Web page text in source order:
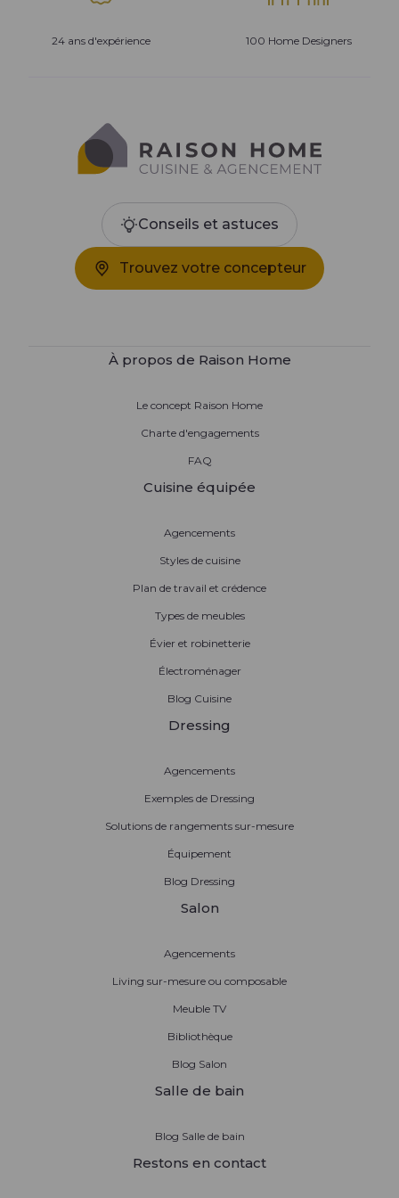
24 ans d'expérience 100 Home Designers
Conseils et astuces
Trouvez votre concepteur
À propos de Raison Home
Le concept Raison Home
Charte d'engagements
FAQ
Cuisine équipée
Agencements
Styles de cuisine
Plan de travail et crédence
Types de meubles
Évier et robinetterie
Électroménager
Blog Cuisine
Dressing
Agencements
Exemples de Dressing
Solutions de rangements sur-mesure
Équipement
Blog Dressing
Salon
Agencements
Living sur-mesure ou composable
Meuble TV
Bibliothèque
Blog Salon
Salle de bain
Blog Salle de bain
Restons en contact